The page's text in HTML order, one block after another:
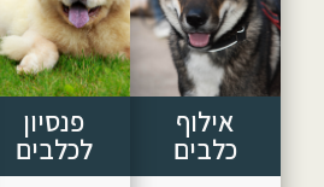
אילוף
כלבים
פנסיון
לכלבים